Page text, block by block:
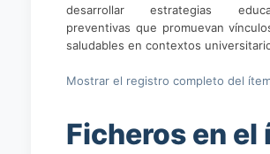
desarrollar estrategias
preventivas que promuevan
saludables en contextos
Mostrar el registro completo del
Ficheros en el